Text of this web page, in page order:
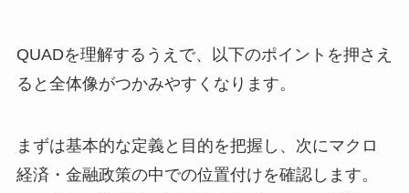
QUADを理解するうえで、以下のポイントを押さえ
ると全体像がつかみやすくなります。
まずは基本的な定義と目的を把握し、次にマクロ
経済・金融政策の中での位置付けを確認します。